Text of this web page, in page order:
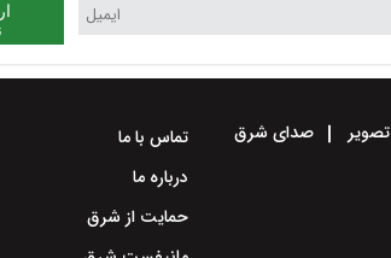
تصویر صدای شرق
تماس با ما
درباره ما
حمایت از شرق